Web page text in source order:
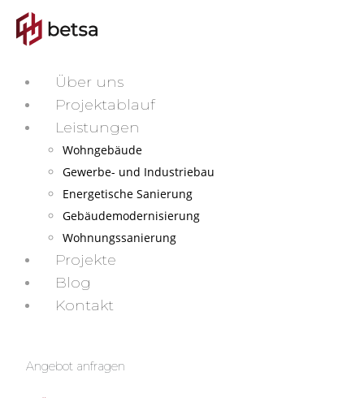
Über uns
Projektablauf
Leistungen
Wohngebäude
Gewerbe- und Industriebau
Energetische Sanierung
Gebäudemodernisierung
Wohnungssanierung
Projekte
Blog
Kontakt
Angebot anfragen